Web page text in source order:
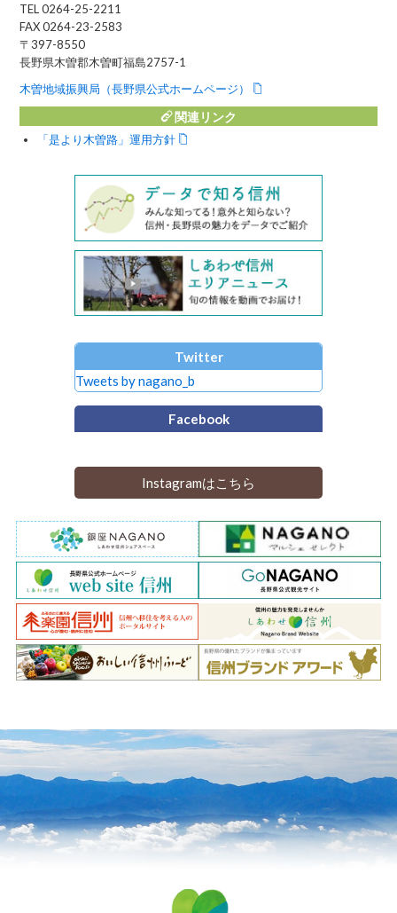
TEL 0264-25-2211
FAX 0264-23-2583
〒397-8550
長野県木曽郡木曽町福島2757-1
木曽地域振興局（長野県公式ホームページ）
関連リンク
「是より木曽路」運用方針
Twitter
Tweets by nagano_b
Facebook
Instagramはこちら